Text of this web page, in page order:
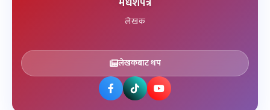
लेखक
लेखकबाट थप